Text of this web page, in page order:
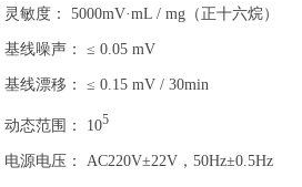
灵敏度： 5000mV·mL / mg（正十六烷）
基线噪声： ≤ 0.05 mV
基线漂移： ≤ 0.15 mV / 30min
动态范围： 105
电源电压： AC220V±22V，50Hz±0.5Hz